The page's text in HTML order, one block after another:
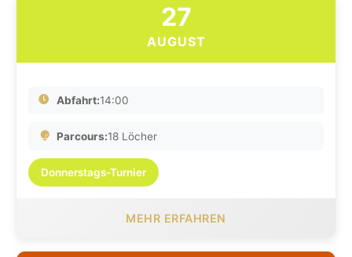
27
AUGUST
Abfahrt:14:00
Parcours:18 Löcher
Donnerstags-Turnier
MEHR ERFAHREN